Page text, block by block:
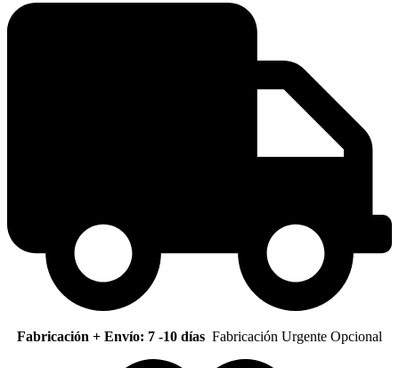
Fabricación + Envío: 7 -10 días Fabricación Urgente Opcional